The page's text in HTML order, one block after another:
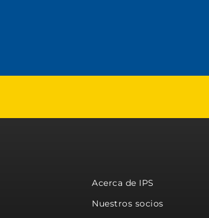
Acerca de IPS
Nuestros socios